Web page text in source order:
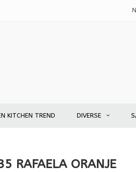
KITCHEN TREND DIVERSE
RAFAELA ORANJE